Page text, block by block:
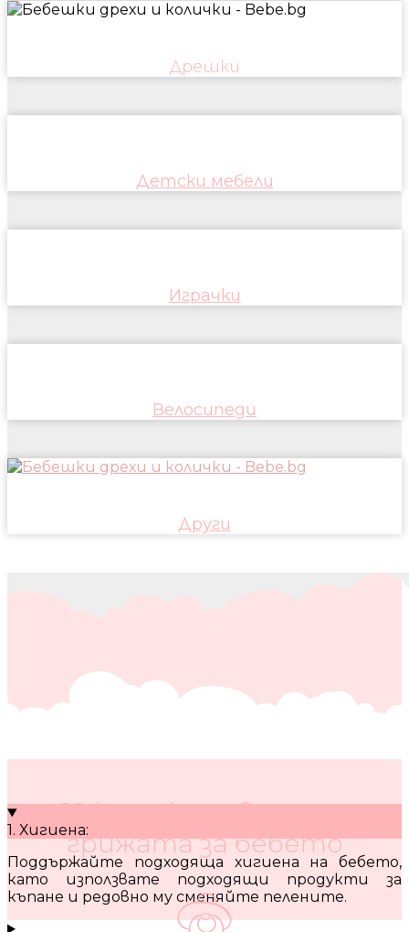
Дрешки
Детски мебели
Играчки
Велосипеди
Други
10 кратки съвета за
грижата за бебето
1. Хигиена:
Поддържайте подходяща хигиена на бебето,
като използвате подходящи продукти за
къпане и редовно му сменяйте пелените.